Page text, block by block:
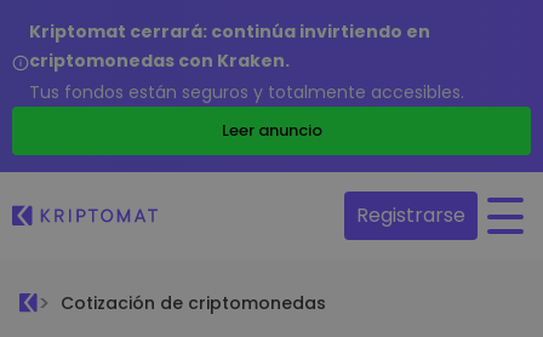
Kriptomat cerrará: continúa invirtiendo en
criptomonedas con Kraken.
Tus fondos están seguros y totalmente accesibles.
Leer anuncio
Registrarse
Cotización de criptomonedas